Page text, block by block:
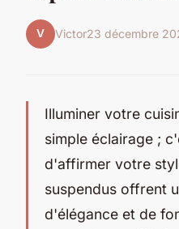
V Victor23 décembre
Illuminer votre
simple éclairage ;
d'affirmer votre
suspendus offrent
d'élégance et de